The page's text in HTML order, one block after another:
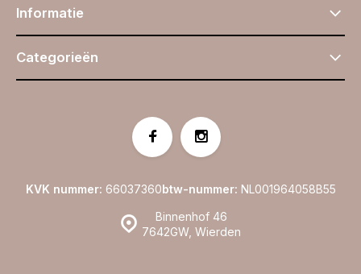
Informatie
Categorieën
Binnenhof 46
7642GW, Wierden
KVK nummer: 66037360btw-nummer: NL001964058B55